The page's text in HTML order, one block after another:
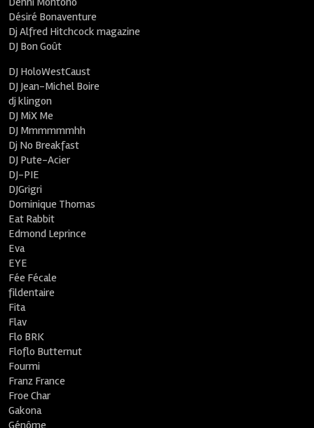
Désiré Bonaventure
Dj Alfred Hitchcock magazine
DJ Bon Goût
DJ HoloWestCaust
DJ Jean-Michel Boire
dj klingon
DJ MiX Me
DJ Mmmmmmhh
Dj No Breakfast
DJ Pute-Acier
DJ-PIE
DJGrigri
Dominique Thomas
Eat Rabbit
Edmond Leprince
Eva
EYE
Fée Fécale
fildentaire
Fita
Flav
Flo BRK
Floflo Butternut
Fourmi
Franz France
Froe Char
Gakona
Génôme